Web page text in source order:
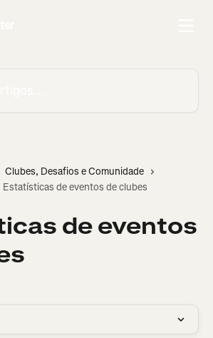
Clubes, Desafios e Comunidade
Estatísticas de eventos de clubes
de eventos